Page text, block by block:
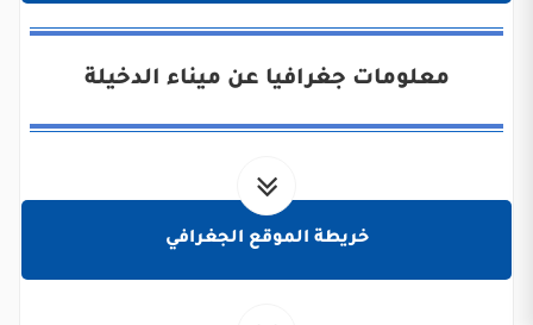
معلومات جغرافيا عن ميناء الدخيلة
خريطة الموقع الجغرافي